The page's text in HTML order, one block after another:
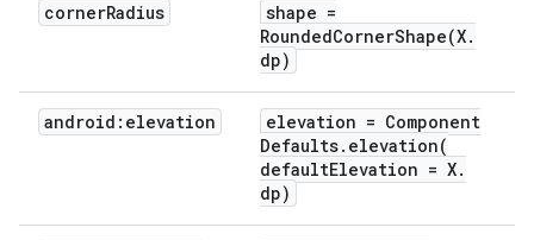
cornerRadius
shape =
RoundedCornerShape(X.
dp)
android:elevation
elevation = Component
Defaults. elevation(
defaultElevation = X.
dp)